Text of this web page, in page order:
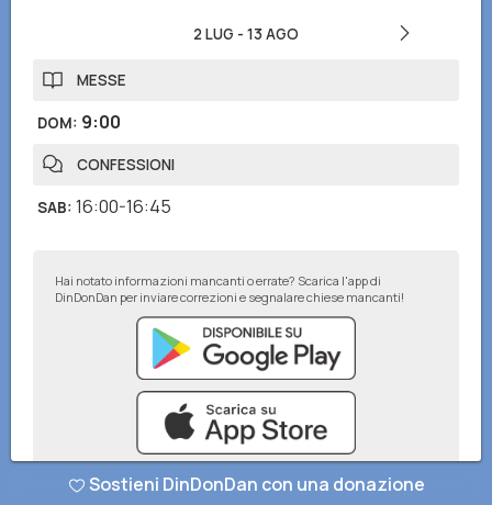
2 LUG - 13 AGO
MESSE
DOM: 9:00
CONFESSIONI
SAB: 16:00-16:45
Hai notato informazioni mancanti o errate? Scarica l'app di
DinDonDan per inviare correzioni e segnalare chiese mancanti!
Sostieni DinDonDan con una donazione